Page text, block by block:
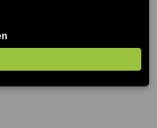
Kunstleder
btw: €180,29)